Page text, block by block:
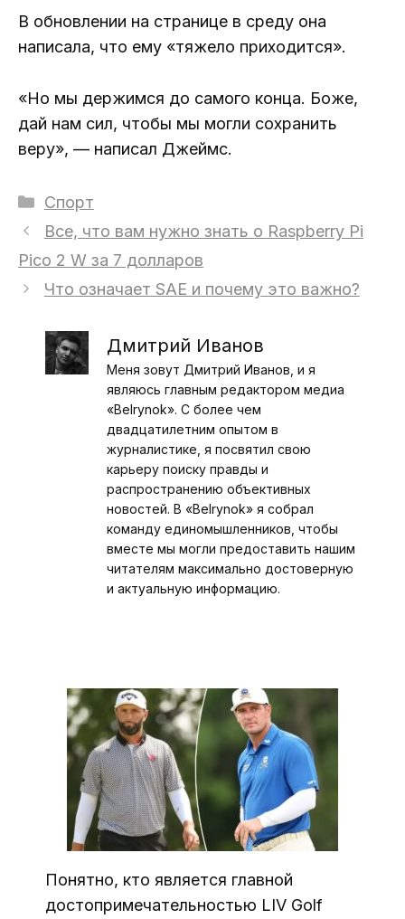
В обновлении на странице в среду она
написала, что ему «тяжело приходится».
«Но мы держимся до самого конца. Боже,
дай нам сил, чтобы мы могли сохранить
веру», — написал Джеймс.
Рубрики
Спорт
Все, что вам нужно знать о Raspberry Pi
Pico 2 W за 7 долларов
Что означает SAE и почему это важно?
Дмитрий Иванов
Меня зовут Дмитрий Иванов, и я
являюсь главным редактором медиа
«Belrynok». С более чем
двадцатилетним опытом в
журналистике, я посвятил свою
карьеру поиску правды и
распространению объективных
новостей. В «Belrynok» я собрал
команду единомышленников, чтобы
вместе мы могли предоставить нашим
читателям максимально достоверную
и актуальную информацию.
Понятно, кто является главной
достопримечательностью LIV Golf